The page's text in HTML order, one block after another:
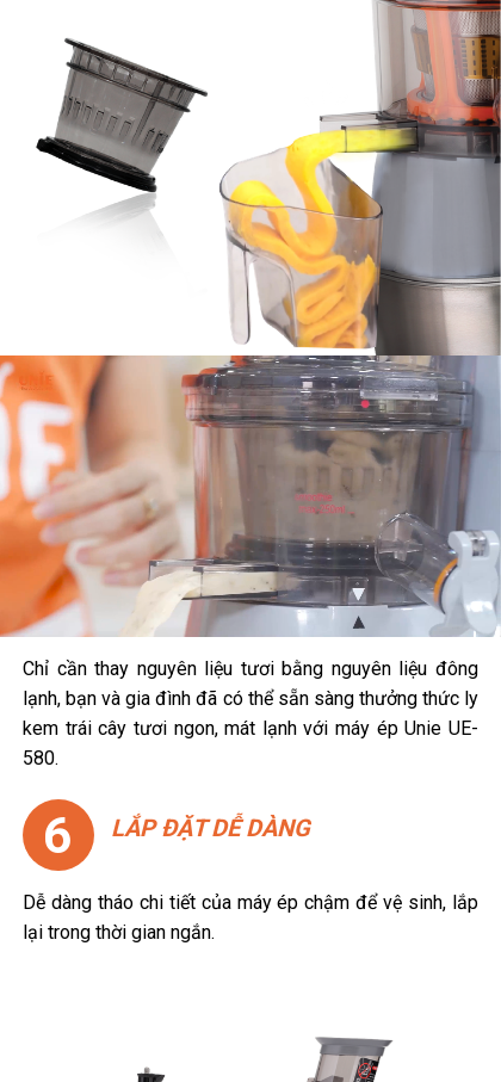
Chỉ cần thay nguyên liệu tươi bằng nguyên liệu đông
lạnh, bạn và gia đình đã có thể sẵn sàng thưởng thức ly
kem trái cây tươi ngon, mát lạnh với máy ép Unie UE-
580.
LẮP ĐẶT DỄ DÀNG
Dễ dàng tháo chi tiết của máy ép chậm để vệ sinh, lắp
lại trong thời gian ngắn.
6